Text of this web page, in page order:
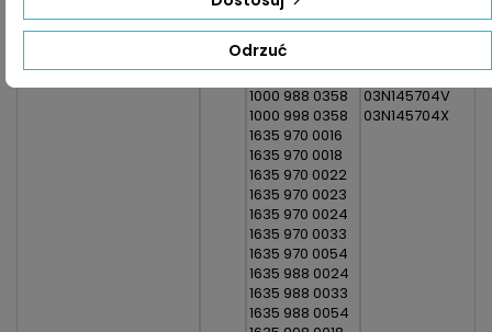
1000 970 0313
1000 971 0225
1000 988 0225
1000 988 0313
1000 988 0358
1000 998 0358
1635 970 0016
1635 970 0018
1635 970 0022
1635 970 0023
1635 970 0024
1635 970 0033
1635 970 0054
1635 988 0024
1635 988 0033
1635 988 0054
03N145704E
03N145704EV
03N145704K
03N145704V
03N145704X
Odrzuć